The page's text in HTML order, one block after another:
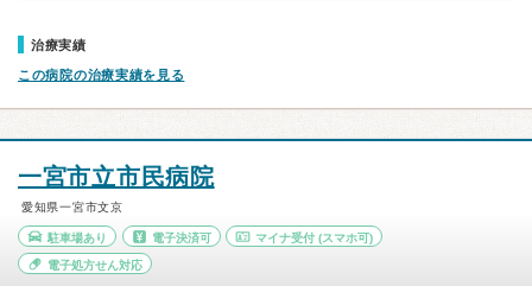
治療実績
この病院の治療実績を見る
一宮市立市民病院
愛知県一宮市文京
駐車場あり 電子決済可 マイナ受付 (スマホ可)
電子処方せん対応